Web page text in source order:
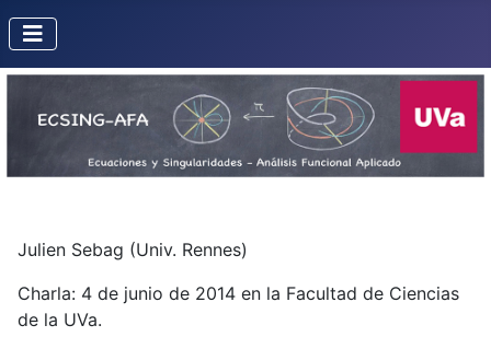
Julien Sebag (Univ. Rennes)
Charla: 4 de junio de 2014 en la Facultad de Ciencias
de la UVa.